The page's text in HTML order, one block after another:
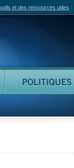
et des ressources utiles
Film Online
Personnes